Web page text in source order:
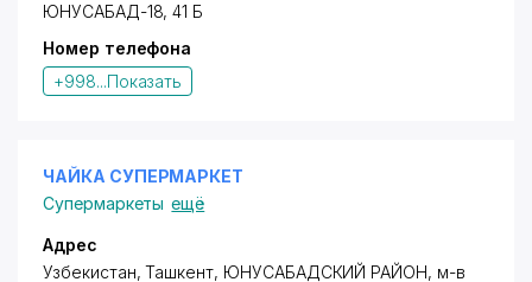
ЮНУСАБАД-18, 41 Б
Номер телефона
+998...Показать
ЧАЙКА СУПЕРМАРКЕТ
Супермаркеты ещё
Адрес
Узбекистан, Ташкент, ЮНУСАБАДСКИЙ РАЙОН, м-в